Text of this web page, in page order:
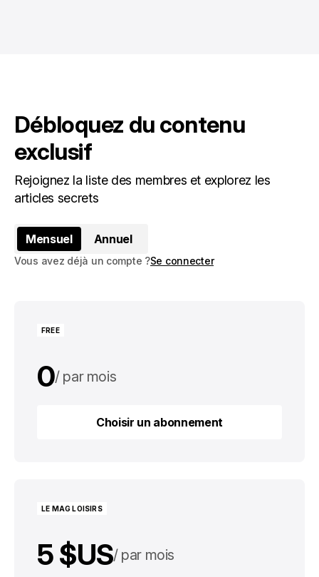
Débloquez du contenu
exclusif
Rejoignez la liste des membres et explorez les
articles secrets
Mensuel Annuel
Vous avez déjà un compte ?Se connecter
FREE
0 par mois
par anChoisir un abonnement
LE MAG LOISIRS
5 $US par mois